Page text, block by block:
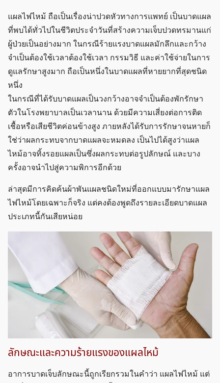
แผลไฟไหม้ ถือเป็นเรื่องน่าปวดหัวทางการแพทย์ เป็นบาดแผล
ที่พบได้ทั่วไปในชีวิตประจำวันที่สร้างความเจ็บปวดทรมานแก่
ผู้ป่วยเป็นอย่างมาก ในกรณีร้ายแรงบาดแผลมักลึกและกว้าง
จำเป็นต้องใช้เวลาต้องใช้เวลา กรรมวิธี และค่าใช้จ่ายในการ
ดูแลรักษาสูงมาก ถือเป็นหนึ่งในบาดแผลที่หายยากที่สุดชนิด
หนึ่ง
ในกรณีที่ได้รับบาดแผลเป็นวงกว้างอาจจำเป็นต้องพักรักษา
ตัวในโรงพยาบาลเป็นเวลานาน ด้วยมีความเสี่ยงต่อการติด
เชื้อหรือเสียชีวิตค่อนข้างสูง ภายหลังได้รับการรักษาจนหายก็
ใช่ว่าผลกระทบจากบาดแผลจะหมดลง เป็นไปได้สูงว่าแผล
ไหม้อาจทิ้งรอยแผลเป็นซึ่งผลกระทบต่อรูปลักษณ์ และบาง
ครั้งอาจนำไปสู่ความพิการอีกด้วย
ล่าสุดมีการคิดค้นผ้าพันแผลชนิดใหม่ที่ออกแบบมารักษาแผล
ไฟไหม้โดยเฉพาะก็จริง แต่คงต้องพูดถึงรายละเอียดบาดแผล
ประเภทนี้กันเสียหน่อย
ลักษณะและความร้ายแรงของแผลไหม้
อาการบาดเจ็บลักษณะนี้ถูกเรียกรวมในคำว่า แผลไฟไหม้ แต่